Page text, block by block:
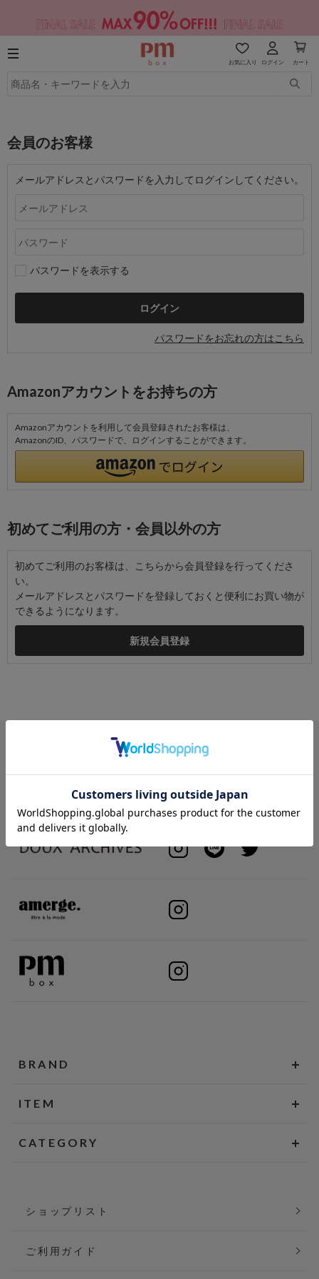
お気に入り ログイン カート
会員のお客様
メールアドレスとパスワードを入力してログインしてください。
パスワードを表示する
パスワードをお忘れの方はこちら
Amazonアカウントをお持ちの方
Amazonアカウントを利用して会員登録されたお客様は、
AmazonのID、パスワードで、ログインすることができます。
初めてご利用の方・会員以外の方
初めてご利用のお客様は、こちらから会員登録を行ってくださ
い。
メールアドレスとパスワードを登録しておくと便利にお買い物が
できるようになります。
BRAND
ITEM
CATEGORY
ショップリスト
ご利用ガイド